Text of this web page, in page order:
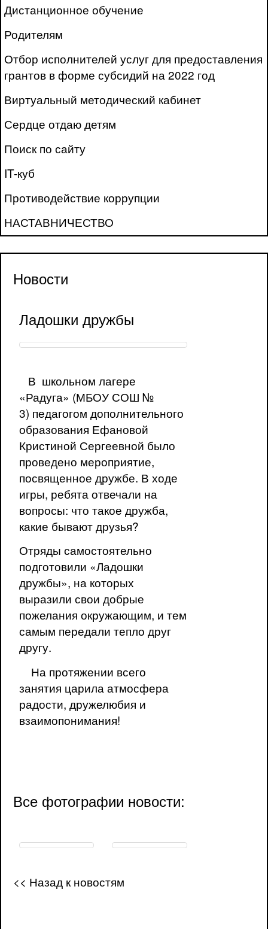
Дистанционное обучение
Родителям
Отбор исполнителей услуг для предоставления
грантов в форме субсидий на 2022 год
Виртуальный методический кабинет
Сердце отдаю детям
Поиск по сайту
IT-куб
Противодействие коррупции
НАСТАВНИЧЕСТВО
Новости
Ладошки дружбы
В школьном лагере
«Радуга» (МБОУ СОШ №
3) педагогом дополнительного
образования Ефановой
Кристиной Сергеевной было
проведено мероприятие,
посвященное дружбе. В ходе
игры, ребята отвечали на
вопросы: что такое дружба,
какие бывают друзья?
Отряды самостоятельно
подготовили «Ладошки
дружбы», на которых
выразили свои добрые
пожелания окружающим, и тем
самым передали тепло друг
другу.
На протяжении всего
занятия царила атмосфера
радости, дружелюбия и
взаимопонимания!
Все фотографии новости:
<< Назад к новостям